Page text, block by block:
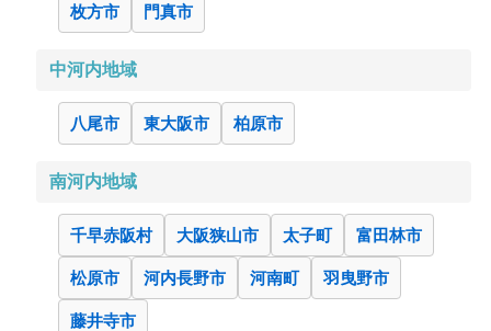
枚方市 門真市
中河内地域
八尾市 東大阪市 柏原市
南河内地域
千早赤阪村 大阪狭山市 太子町 富田林市
松原市 河内長野市 河南町 羽曳野市
藤井寺市